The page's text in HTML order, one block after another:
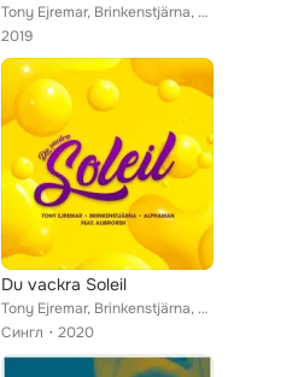
Tony Ejremar, Brinkenstjärna, Sandra Reiche feat. Alphaman
2019
Du vackra Soleil
Tony Ejremar, Brinkenstjärna, Alphaman feat. Alibrorsh
Сингл
2020